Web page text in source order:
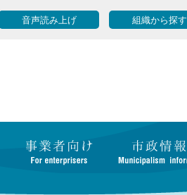
音声読み上げ 組織から探す